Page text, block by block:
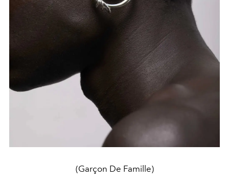
(Garçon De Famille)